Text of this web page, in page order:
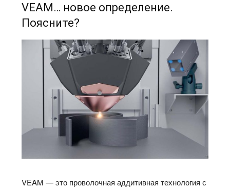
VEAM… новое определение.
Поясните?
VEAM — это проволочная аддитивная технология с